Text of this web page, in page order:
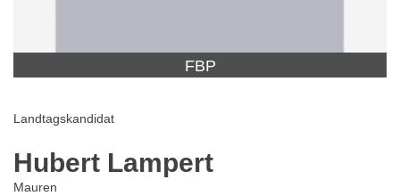
FBP
Landtagskandidat
Hubert Lampert
Mauren